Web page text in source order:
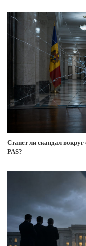
Станет ли скандал
PAS?